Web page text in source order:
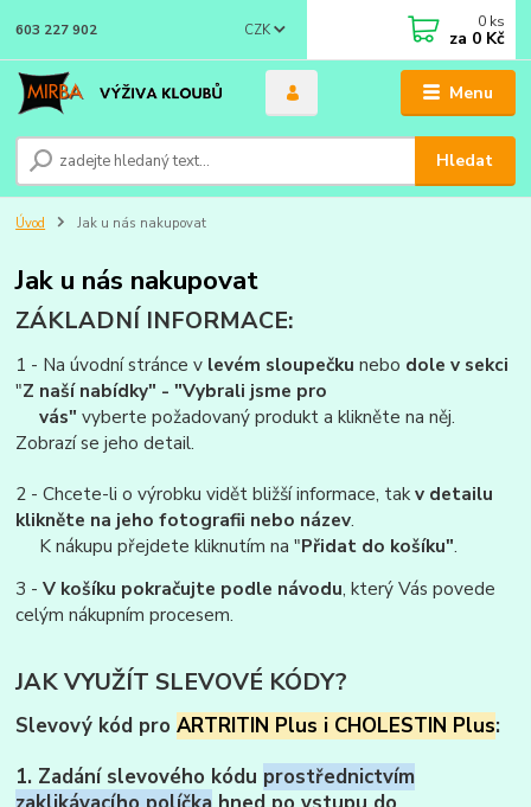
Menu
CZK
Hledat
603 227 902 0 ks
za 0 Kč
Úvod Jak u nás nakupovat
Jak u nás nakupovat
ZÁKLADNÍ INFORMACE:
1 - Na úvodní stránce v levém sloupečku nebo dole v sekci
"Z naší nabídky" - "Vybrali jsme pro
vás" vyberte požadovaný produkt a klikněte na něj.
Zobrazí se jeho detail.
2 - Chcete-li o výrobku vidět bližší informace, takv detailu
klikněte na jeho fotografii nebo název.
K nákupu přejdete kliknutím na "Přidat do košíku".
3 -V košíku pokračujte podle návodu, který Vás povede
celým nákupním procesem.
JAK VYUŽÍT SLEVOVÉ KÓDY?
Slevový kód proARTRITIN Plus i CHOLESTIN Plus:
1. Zadání slevového kódu prostřednictvím